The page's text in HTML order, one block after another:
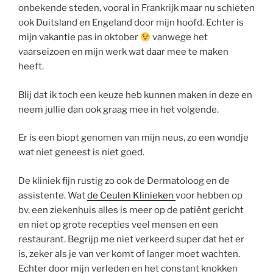
onbekende steden, vooral in Frankrijk maar nu schieten
ook Duitsland en Engeland door mijn hoofd. Echter is
mijn vakantie pas in oktober
vanwege het
vaarseizoen en mijn werk wat daar mee te maken
heeft.
Blij dat ik toch een keuze heb kunnen maken in deze en
neem jullie dan ook graag mee in het volgende.
Er is een biopt genomen van mijn neus, zo een wondje
wat niet geneest is niet goed.
De kliniek fijn rustig zo ook de Dermatoloog en de
assistente. Watde Ceulen Klinieken voor hebben op
bv. een ziekenhuis alles is meer op de patiënt gericht
en niet op grote recepties veel mensen en een
restaurant. Begrijp me niet verkeerd super dat het er
is, zeker als je van ver komt of langer moet wachten.
Echter door mijn verleden en het constant knokken